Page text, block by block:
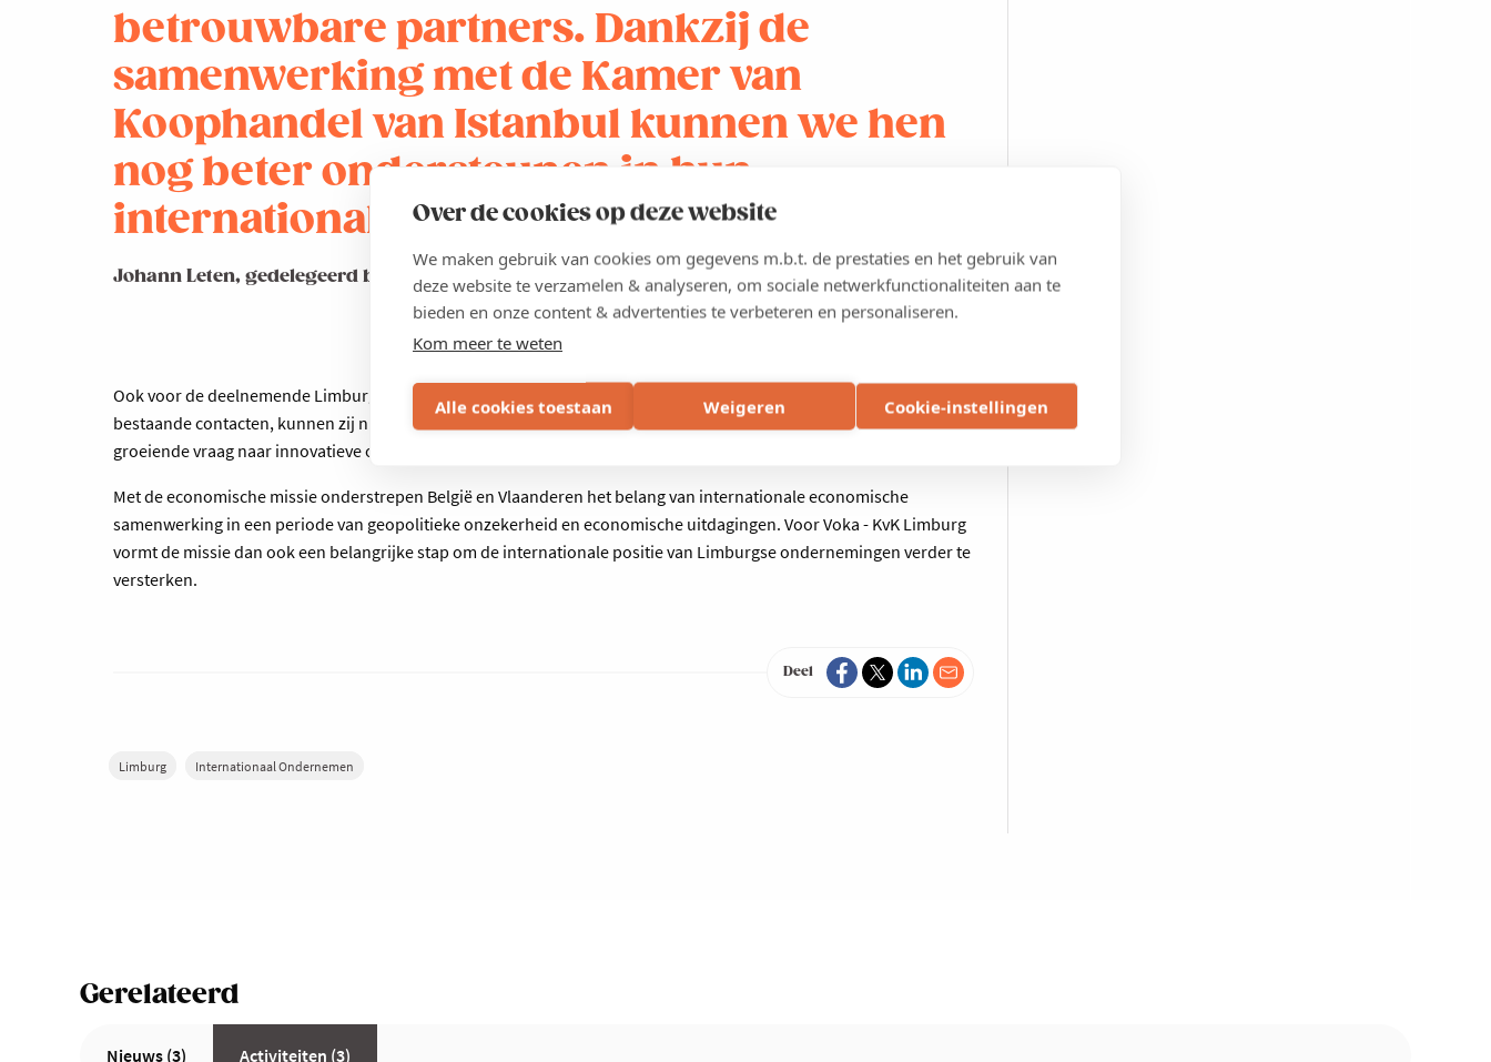
Over de cookies op deze website
We maken gebruik van cookies om gegevens m.b.t. de prestaties en het gebruik van
deze website te verzamelen & analyseren, om sociale netwerkfunctionaliteiten aan te
bieden en onze content & advertenties te verbeteren en personaliseren.
Kom meer te weten
Alle cookies toestaan Weigeren Cookie-instellingen
betrouwbare partners. Dankzij de
samenwerking met de Kamer van
Koophandel van Istanbul kunnen we hen
nog beter ondersteunen in hun
internationale groei.
Johann Leten, gedelegeerd bestuurder Voka - KvK Limburg
Ook voor de deelnemende Limburgse bedrijven biedt de missie concrete kansen. Naast het versterken van
bestaande contacten, kunnen zij nieuwe markten verkennen, partnerschappen opbouwen en inspelen op de
groeiende vraag naar innovatieve oplossingen binnen de Turkse economie.
Met de economische missie onderstrepen België en Vlaanderen het belang van internationale economische
samenwerking in een periode van geopolitieke onzekerheid en economische uitdagingen. Voor Voka - KvK Limburg
vormt de missie dan ook een belangrijke stap om de internationale positie van Limburgse ondernemingen verder te
versterken.
Deel
Limburg Internationaal Ondernemen
Gerelateerd
Nieuws (3) Activiteiten (3)